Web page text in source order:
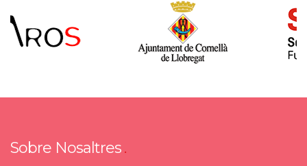
Sobre Nosaltres